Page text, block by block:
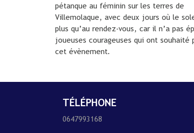
pétanque au féminin sur les terres de
Villemolaque, avec deux jours où le
plus qu’au rendez-vous, car il n’a pas
joueuses courageuses qui ont souhaité
cet évènement.
TÉLÉPHONE
0647993168